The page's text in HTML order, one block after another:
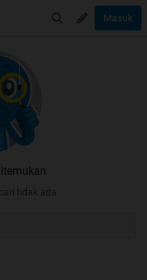
Masuk
tidak ada